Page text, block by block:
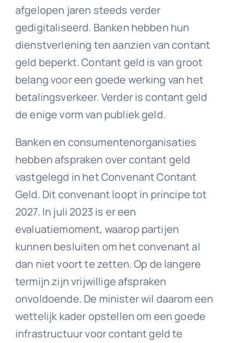
afgelopen jaren steeds verder
gedigitaliseerd. Banken hebben hun
dienstverlening ten aanzien van contant
geld beperkt. Contant geld is van groot
belang voor een goede werking van het
betalingsverkeer. Verder is contant geld
de enige vorm van publiek geld.
Banken en consumentenorganisaties
hebben afspraken over contant geld
vastgelegd in het Convenant Contant
Geld. Dit convenant loopt in principe tot
2027. In juli 2023 is er een
evaluatiemoment, waarop partijen
kunnen besluiten om het convenant al
dan niet voort te zetten. Op de langere
termijn zijn vrijwillige afspraken
onvoldoende. De minister wil daarom een
wettelijk kader opstellen om een goede
infrastructuur voor contant geld te